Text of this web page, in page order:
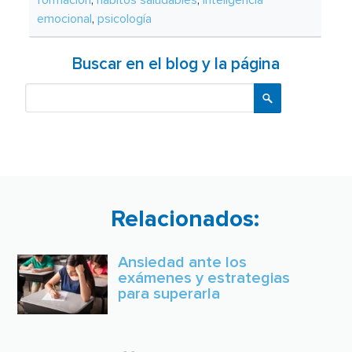
emocional,psicología
Buscar en el blog y la página
Relacionados:
Ansiedad ante los
exámenes y estrategias
para superarla